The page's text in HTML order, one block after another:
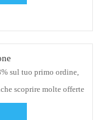
sul tuo primo ordine,
scoprire molte offerte